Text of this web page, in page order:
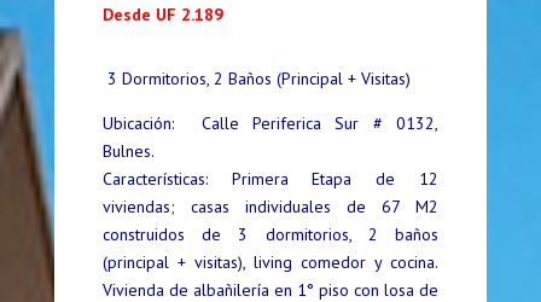
Desde UF 2.189
3 Dormitorios, 2 Baños (Principal + Visitas)
Ubicación: Calle Periferica Sur # 0132,
Bulnes.
Características: Primera Etapa de 12
viviendas; casas individuales de 67 M2
construidos de 3 dormitorios, 2 baños
(principal + visitas), living comedor y cocina.
Vivienda de albañilería en 1° piso con losa de